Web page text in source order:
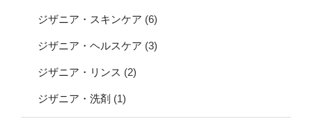
ジザニア・スキンケア (6)
ジザニア・ヘルスケア (3)
ジザニア・リンス (2)
ジザニア・洗剤 (1)